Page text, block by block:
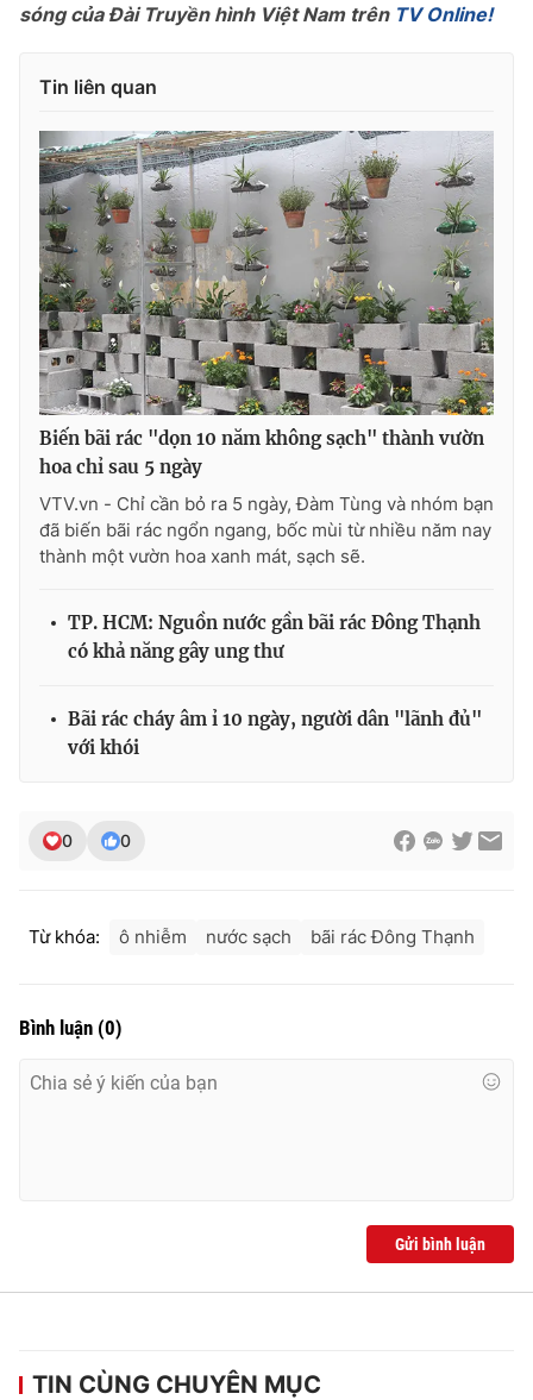
Sản phẩm
Chuyên mục khác
Emagazine Podcast
Photo Infographic
Video Shorts video
VTV Money VTV Thể thao
VTV Sức khoẻ
Thị trường 24h Tấm lòng Việt
Liên hệ tòa soạn English
Cơ quan báo chí:Thời báo VTV
024.38 355 931 - 024.38 355 932
Ðiện thoại Thời báo VTV:024.66 897 897
sóng của Đài Truyền hình Việt Nam trên TV Online!
Tin liên quan
Biến bãi rác "dọn 10 năm không sạch" thành vườn
hoa chỉ sau 5 ngày
VTV.vn - Chỉ cần bỏ ra 5 ngày, Đàm Tùng và nhóm bạn
đã biến bãi rác ngổn ngang, bốc mùi từ nhiều năm nay
thành một vườn hoa xanh mát, sạch sẽ.
TP. HCM: Nguồn nước gần bãi rác Đông Thạnh
có khả năng gây ung thư
Bãi rác cháy âm ỉ 10 ngày, người dân "lãnh đủ"
với khói
0 0
Từ khóa: ô nhiễm nước sạch bãi rác Đông Thạnh
Bình luận (0)
Gửi bình luận
TIN CÙNG CHUYÊN MỤC